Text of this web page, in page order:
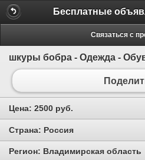
Связаться с
шкуры бобра - Одежда -
Цена: 2500 руб.
Страна: Россия
Регион: Владимирская область